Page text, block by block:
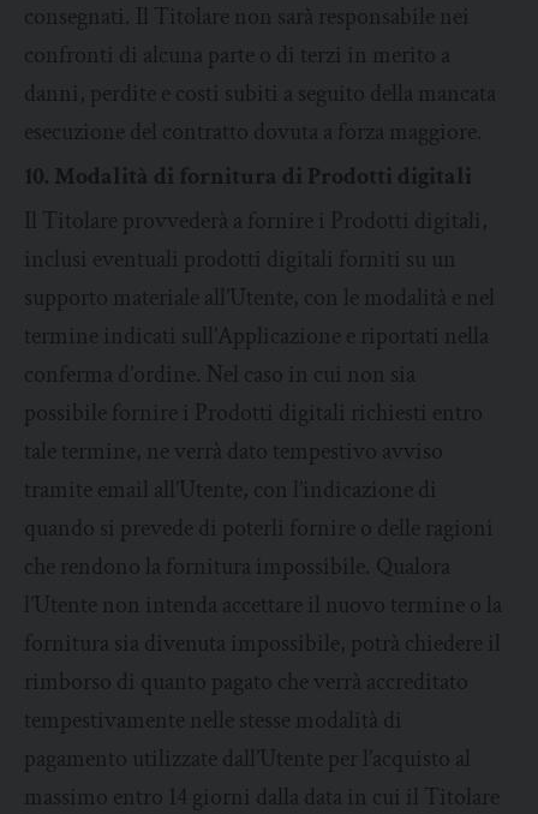
consegnati. Il Titolare non sarà responsabile nei
confronti di alcuna parte o di terzi in merito a
danni, perdite e costi subiti a seguito della mancata
esecuzione del contratto dovuta a forza maggiore.
10. Modalità di fornitura di Prodotti digitali
Il Titolare provvederà a fornire i Prodotti digitali,
inclusi eventuali prodotti digitali forniti su un
supporto materiale all’Utente, con le modalità e nel
termine indicati sull’Applicazione e riportati nella
conferma d’ordine. Nel caso in cui non sia
possibile fornire i Prodotti digitali richiesti entro
tale termine, ne verrà dato tempestivo avviso
tramite email all’Utente, con l’indicazione di
quando si prevede di poterli fornire o delle ragioni
che rendono la fornitura impossibile. Qualora
l’Utente non intenda accettare il nuovo termine o la
fornitura sia divenuta impossibile, potrà chiedere il
rimborso di quanto pagato che verrà accreditato
tempestivamente nelle stesse modalità di
pagamento utilizzate dall’Utente per l’acquisto al
massimo entro 14 giorni dalla data in cui il Titolare